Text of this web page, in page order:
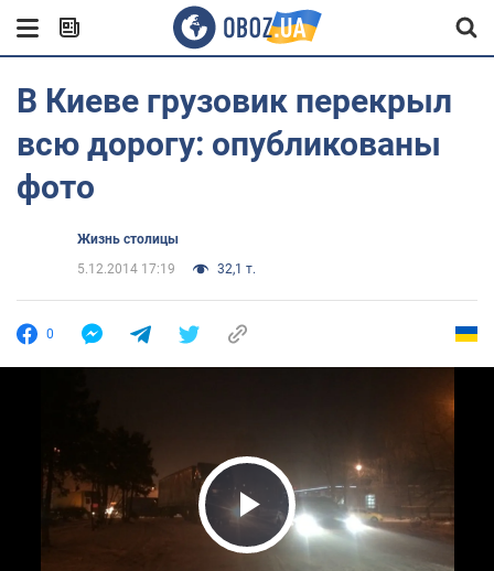
В Киеве грузовик перекрыл
всю дорогу: опубликованы
фото
Жизнь столицы
5.12.2014 17:19
32,1 т.
0
Play Video